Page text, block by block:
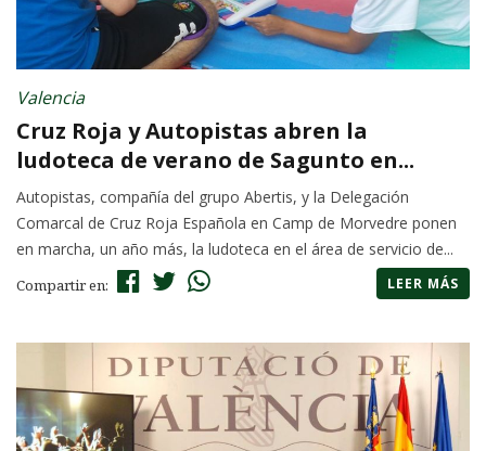
Valencia
Cruz Roja y Autopistas abren la
ludoteca de verano de Sagunto en...
Autopistas, compañía del grupo Abertis, y la Delegación
Comarcal de Cruz Roja Española en Camp de Morvedre ponen
en marcha, un año más, la ludoteca en el área de servicio de...
Compartir en: LEER MÁS